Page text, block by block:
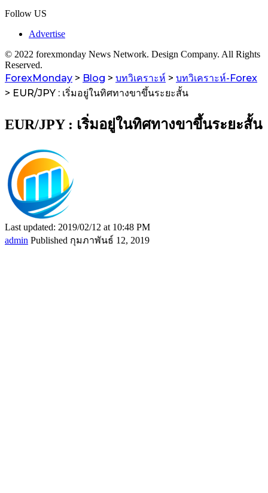
Follow US
Advertise
© 2022 forexmonday News Network. Design Company. All Rights
Reserved.
ForexMonday > Blog > บทวิเคราะห์ > บทวิเคราะห์-Forex
> EUR/JPY : เริ่มอยู่ในทิศทางขาขึ้นระยะสั้น
EUR/JPY : เริ่มอยู่ในทิศทางขาขึ้นระยะสั้น
Last updated: 2019/02/12 at 10:48 PM
admin Published กุมภาพันธ์ 12, 2019